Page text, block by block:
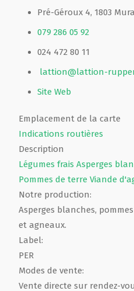
Pré-Géroux 4, 1803
079 286 05 92
024 472 80 11
lattion@lattion-
Site Web
Emplacement de la carte
Indications routières
Description
Légumes frais Asperges
Pommes de terre Viande
Notre production:
Asperges blanches,
et agneaux.
Label:
PER
Modes de vente:
Vente directe sur rendez-